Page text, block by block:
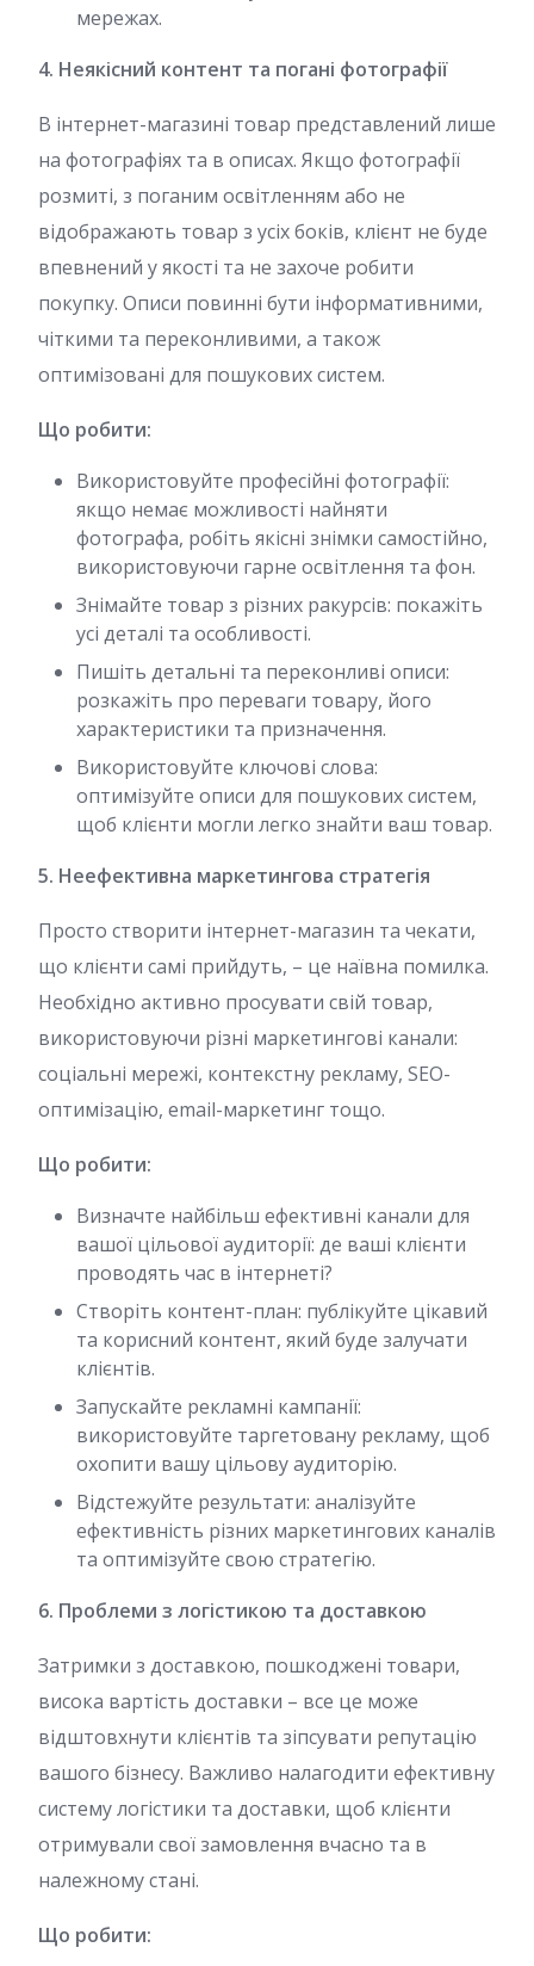
мережах.
4. Неякісний контент та погані фотографії
В інтернет-магазині товар представлений лише
на фотографіях та в описах. Якщо фотографії
розмиті, з поганим освітленням або не
відображають товар з усіх боків, клієнт не буде
впевнений у якості та не захоче робити
покупку. Описи повинні бути інформативними,
чіткими та переконливими, а також
оптимізовані для пошукових систем.
Що робити:
Використовуйте професійні фотографії:
якщо немає можливості найняти
фотографа, робіть якісні знімки самостійно,
використовуючи гарне освітлення та фон.
Знімайте товар з різних ракурсів: покажіть
усі деталі та особливості.
Пишіть детальні та переконливі описи:
розкажіть про переваги товару, його
характеристики та призначення.
Використовуйте ключові слова:
оптимізуйте описи для пошукових систем,
щоб клієнти могли легко знайти ваш товар.
5. Неефективна маркетингова стратегія
Просто створити інтернет-магазин та чекати,
що клієнти самі прийдуть, – це наївна помилка.
Необхідно активно просувати свій товар,
використовуючи різні маркетингові канали:
соціальні мережі, контекстну рекламу, SEO-
оптимізацію, email-маркетинг тощо.
Що робити:
Визначте найбільш ефективні канали для
вашої цільової аудиторії: де ваші клієнти
проводять час в інтернеті?
Створіть контент-план: публікуйте цікавий
та корисний контент, який буде залучати
клієнтів.
Запускайте рекламні кампанії:
використовуйте таргетовану рекламу, щоб
охопити вашу цільову аудиторію.
Відстежуйте результати: аналізуйте
ефективність різних маркетингових каналів
та оптимізуйте свою стратегію.
6. Проблеми з логістикою та доставкою
Затримки з доставкою, пошкоджені товари,
висока вартість доставки – все це може
відштовхнути клієнтів та зіпсувати репутацію
вашого бізнесу. Важливо налагодити ефективну
систему логістики та доставки, щоб клієнти
отримували свої замовлення вчасно та в
належному стані.
Що робити: